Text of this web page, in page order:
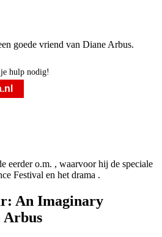
goede vriend van Diane Arbus.
je hulp nodig!
eerder o.m. , waarvoor hij de speciale
Festival en het drama .
An Imaginary
Arbus